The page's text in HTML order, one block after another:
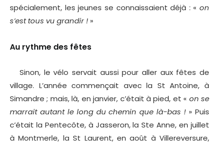
spécialement, les jeunes se connaissaient déjà : « on
s’est tous vu grandir ! »
Au rythme des fêtes
Sinon, le vélo servait aussi pour aller aux fêtes de
village. L’année commençait avec la St Antoine, à
Simandre ; mais, là, en janvier, c’était à pied, et « on se
marrait autant le long du chemin que là-bas ! » Puis
c’était la Pentecôte, à Jasseron, la Ste Anne, en juillet
à Montmerle, la St Laurent, en août à Villereversure,